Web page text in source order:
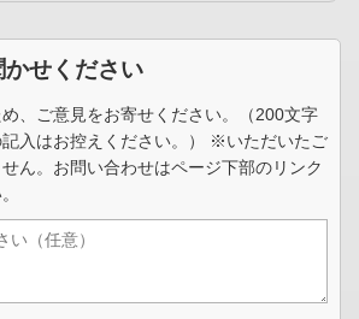
せください
、ご意見をお寄せください。（200文字
記入はお控えください。） ※いただいたご
ん。お問い合わせはページ下部のリンク